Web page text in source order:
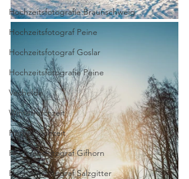
Hochzeitsfotografie Braunschweig
Hochzeitsfotograf Peine
Hochzeitsfotograf Goslar
Hochzeitsfotografie Peine
Vechelde
Winterhochzeit
Herbsthochzeit
Hochzeitsfotograf Gifhorn
Hochzeitsfotograf Salzgitter